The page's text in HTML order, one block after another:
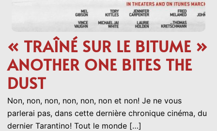
« TRAÎNÉ SUR LE BITUME »
ANOTHER ONE BITES THE
DUST
Non, non, non, non, non, non et non! Je ne vous
parlerai pas, dans cette dernière chronique cinéma, du
dernier Tarantino! Tout le monde […]